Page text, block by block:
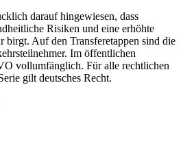
darauf hingewiesen, dass
Risiken und eine erhöhte
birgt. Auf den Transferetappen sind die
Im öffentlichen
vollumfänglich. Für alle rechtlichen
gilt deutsches Recht.